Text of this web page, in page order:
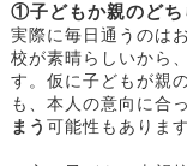
①子どもか親のどち
実際に毎日通うのは
校が素晴らしいから
す。仮に子どもが親
も、本人の意向に合
まう 可能性もあります